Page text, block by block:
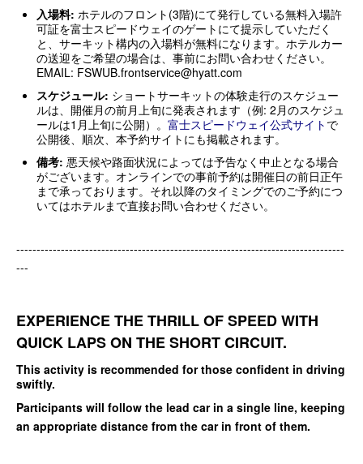
入場料: ホテルのフロント(3階)にて発行している無料入場許
可証を富士スピードウェイのゲートにて提示していただく
と、サーキット構内の入場料が無料になります。ホテルカー
の送迎をご希望の場合は、事前にお問い合わせください。
EMAIL: FSWUB.frontservice@hyatt.com
スケジュール: ショートサーキットの体験走行のスケジュー
ルは、開催月の前月上旬に発表されます（例: 2月のスケジュ
ールは1月上旬に公開）。 富士スピードウェイ公式サイト で
公開後、順次、本予約サイトにも掲載されます。
備考: 悪天候や路面状況によっては予告なく中止となる場合
がございます。オンラインでの事前予約は開催日の前日正午
まで承っております。それ以降のタイミングでのご予約につ
いてはホテルまで直接お問い合わせください。
---------------------------------------------------------------------------------
---
EXPERIENCE THE THRILL OF SPEED WITH
QUICK LAPS ON THE SHORT CIRCUIT.
This activity is recommended for those confident in driving
swiftly.
Participants will follow the lead car in a single line, keeping
an appropriate distance from the car in front of them.